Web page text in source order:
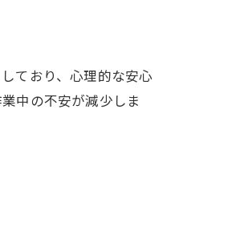
ており、心理的な安心
中の不安が減少しま